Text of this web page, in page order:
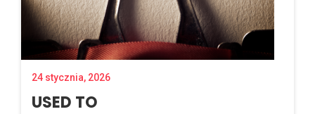
24 stycznia, 2026
USED TO